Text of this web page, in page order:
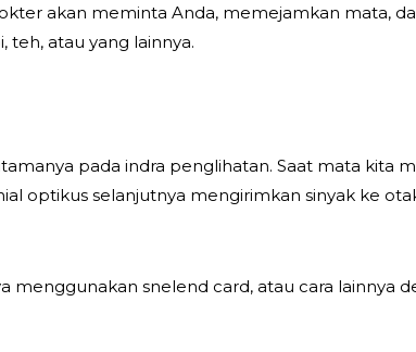
akan meminta Anda, memejamkan mata,
atau yang lainnya.
pada indra penglihatan. Saat mata kita
optikus selanjutnya mengirimkan sinyak ke
menggunakan snelend card, atau cara lainnya